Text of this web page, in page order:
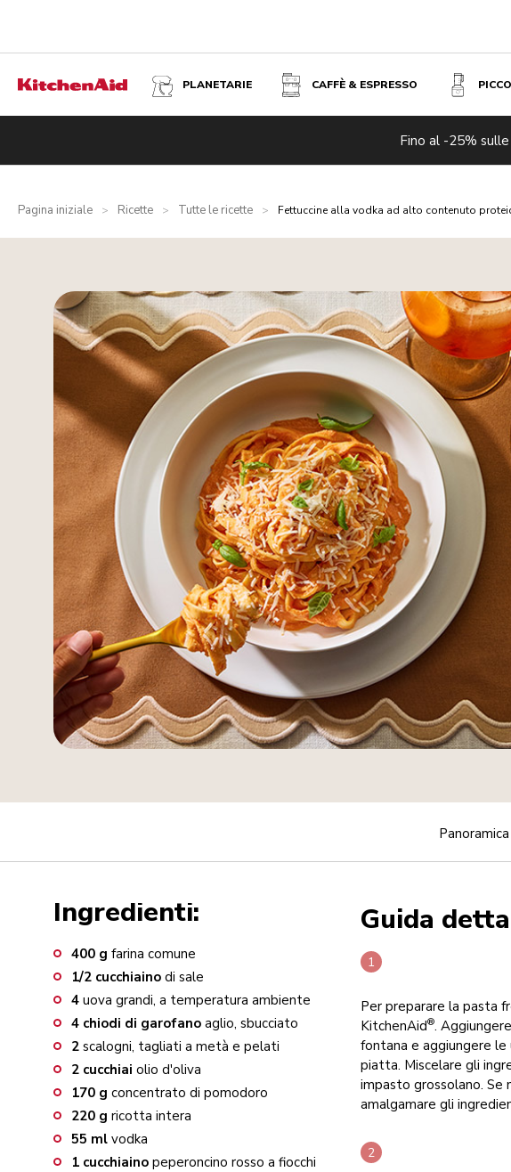
PLANETARIE CAFFÈ & ESPRESSO
Fino al -25%
Pagina iniziale > Ricette > Tutte le ricette > Fettuccine alla vodka ad alto contenuto
Panoramica
Ingredienti:
400 g farina comune
1/2 cucchiaino di sale
4 uova grandi, a temperatura ambiente
4 chiodi di garofano aglio, sbucciato
2 scalogni, tagliati a metà e pelati
2 cucchiai olio d'oliva
170 g concentrato di pomodoro
220 g ricotta intera
55 ml vodka
1 cucchiaino peperoncino rosso a fiocchi
Guida
Per preparare la pasta
KitchenAid®.
fontana e aggiungere
piatta. Miscelare gli
impasto grossolano. Se
amalgamare gli